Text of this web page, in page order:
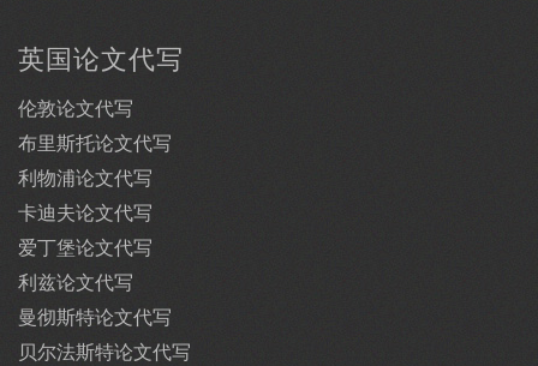
英国论文代写
伦敦论文代写
布里斯托论文代写
利物浦论文代写
卡迪夫论文代写
爱丁堡论文代写
利兹论文代写
曼彻斯特论文代写
贝尔法斯特论文代写